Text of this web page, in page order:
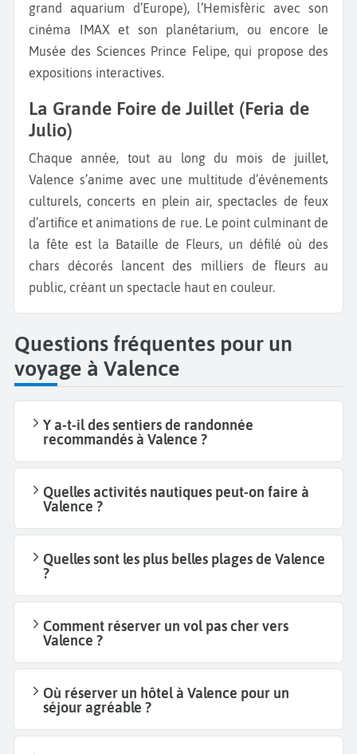
grand aquarium d’Europe), l’Hemisfèric avec son
cinéma IMAX et son planétarium, ou encore le
Musée des Sciences Prince Felipe, qui propose des
expositions interactives.
La Grande Foire de Juillet (Feria de
Julio)
Chaque année, tout au long du mois de juillet,
Valence s’anime avec une multitude d’événements
culturels, concerts en plein air, spectacles de feux
d’artifice et animations de rue. Le point culminant de
la fête est la Bataille de Fleurs, un défilé où des
chars décorés lancent des milliers de fleurs au
public, créant un spectacle haut en couleur.
Questions fréquentes pour un
voyage à Valence
Y a-t-il des sentiers de randonnée
recommandés à Valence ?
Quelles activités nautiques peut-on faire à
Valence ?
Quelles sont les plus belles plages de Valence
?
Comment réserver un vol pas cher vers
Valence ?
Où réserver un hôtel à Valence pour un
séjour agréable ?